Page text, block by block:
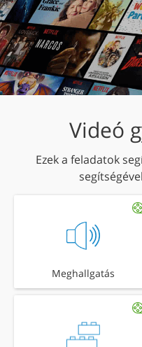
Videó
Ezek a feladatok
Meghallgatás